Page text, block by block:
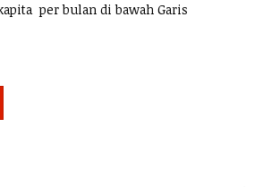
per bulan di bawah Garis